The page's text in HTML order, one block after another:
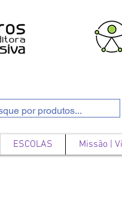
ESCOLAS Missão |